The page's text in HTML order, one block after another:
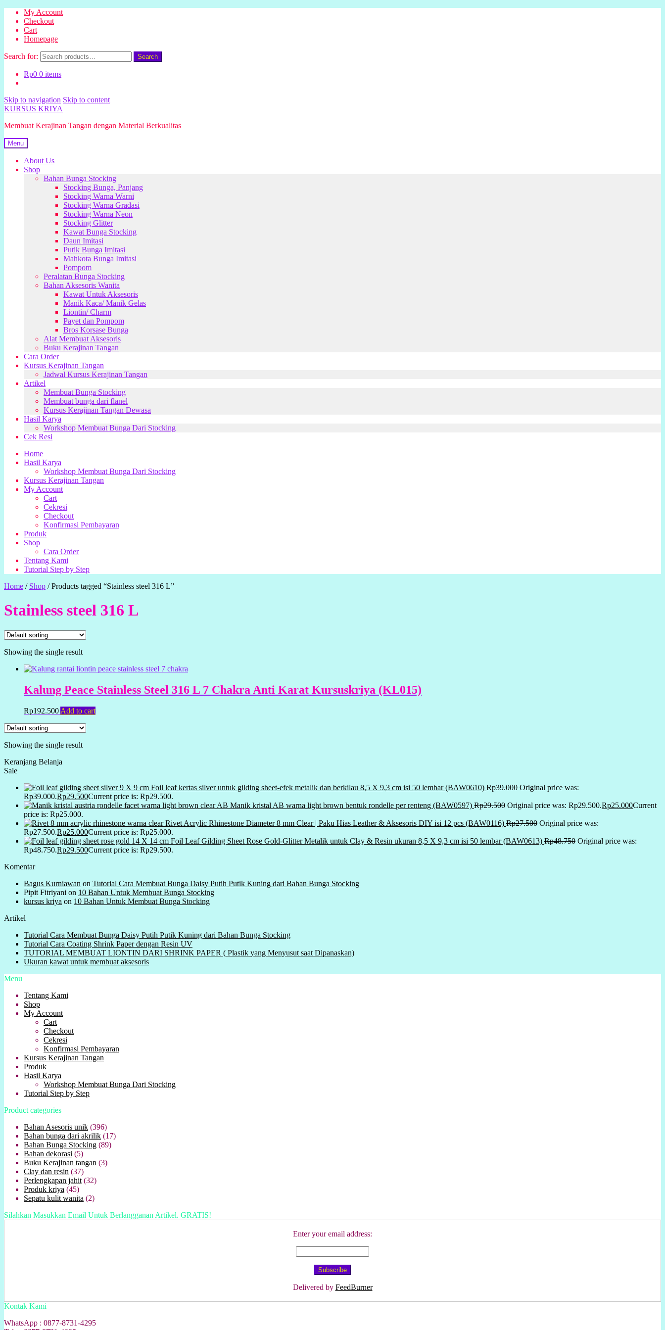
My Account
Checkout
Cart
Homepage
Search for: Search
Rp0 0 items
Skip to navigation Skip to content
KURSUS KRIYA
Membuat Kerajinan Tangan dengan Material Berkualitas
Menu
About Us
Shop
Bahan Bunga Stocking
Stocking Bunga, Panjang
Stocking Warna Warni
Stocking Warna Gradasi
Stocking Warna Neon
Stocking Glitter
Kawat Bunga Stocking
Daun Imitasi
Putik Bunga Imitasi
Mahkota Bunga Imitasi
Pompom
Peralatan Bunga Stocking
Bahan Aksesoris Wanita
Kawat Untuk Aksesoris
Manik Kaca/ Manik Gelas
Liontin/ Charm
Payet dan Pompom
Bros Korsase Bunga
Alat Membuat Aksesoris
Buku Kerajinan Tangan
Cara Order
Kursus Kerajinan Tangan
Jadwal Kursus Kerajinan Tangan
Artikel
Membuat Bunga Stocking
Membuat bunga dari flanel
Kursus Kerajinan Tangan Dewasa
Hasil Karya
Workshop Membuat Bunga Dari Stocking
Cek Resi
Home
Hasil Karya
Workshop Membuat Bunga Dari Stocking
Kursus Kerajinan Tangan
My Account
Cart
Cekresi
Checkout
Konfirmasi Pembayaran
Produk
Shop
Cara Order
Tentang Kami
Tutorial Step by Step
Home / Shop /Products tagged “Stainless steel 316 L”
Stainless steel 316 L
Showing the single result
Kalung Peace Stainless Steel 316 L 7 Chakra Anti Karat Kursuskriya (KL015)
Rp192.500 Add to cart
Showing the single result
Keranjang Belanja
Sale
Foil leaf kertas silver untuk gilding sheet-efek metalik dan berkilau 8,5 X 9,3 cm isi 50 lembar (BAW0610) Rp39.000 Original price was:
Rp39.000.Rp29.500Current price is: Rp29.500.
Manik kristal AB warna light brown bentuk rondelle per renteng (BAW0597) Rp29.500 Original price was: Rp29.500.Rp25.000Current
price is: Rp25.000.
Rivet Acrylic Rhinestone Diameter 8 mm Clear | Paku Hias Leather & Aksesoris DIY isi 12 pcs (BAW0116) Rp27.500 Original price was:
Rp27.500.Rp25.000Current price is: Rp25.000.
Foil Leaf Gilding Sheet Rose Gold-Glitter Metalik untuk Clay & Resin ukuran 8,5 X 9,3 cm isi 50 lembar (BAW0613) Rp48.750 Original price was:
Rp48.750.Rp29.500Current price is: Rp29.500.
Komentar
Bagus Kurniawan on Tutorial Cara Membuat Bunga Daisy Putih Putik Kuning dari Bahan Bunga Stocking
Pipit Fitriyani on 10 Bahan Untuk Membuat Bunga Stocking
kursus kriya on 10 Bahan Untuk Membuat Bunga Stocking
Artikel
Tutorial Cara Membuat Bunga Daisy Putih Putik Kuning dari Bahan Bunga Stocking
Tutorial Cara Coating Shrink Paper dengan Resin UV
TUTORIAL MEMBUAT LIONTIN DARI SHRINK PAPER ( Plastik yang Menyusut saat Dipanaskan)
Ukuran kawat untuk membuat aksesoris
Menu
Tentang Kami
Shop
My Account
Cart
Checkout
Cekresi
Konfirmasi Pembayaran
Kursus Kerajinan Tangan
Produk
Hasil Karya
Workshop Membuat Bunga Dari Stocking
Tutorial Step by Step
Product categories
Bahan Asesoris unik (396)
Bahan bunga dari akrilik (17)
Bahan Bunga Stocking (89)
Bahan dekorasi (5)
Buku Kerajinan tangan (3)
Clay dan resin (37)
Perlengkapan jahit (32)
Produk kriya (45)
Sepatu kulit wanita (2)
Silahkan Masukkan Email Untuk Berlangganan Artikel. GRATIS!
Enter your email address:
Delivered by FeedBurner
Kontak Kami
WhatsApp : 0877-8731-4295